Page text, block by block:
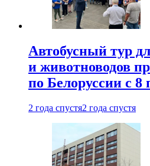
Автобусный тур
и животноводов
по Белоруссии с 8
2 года спустя2 года спустя